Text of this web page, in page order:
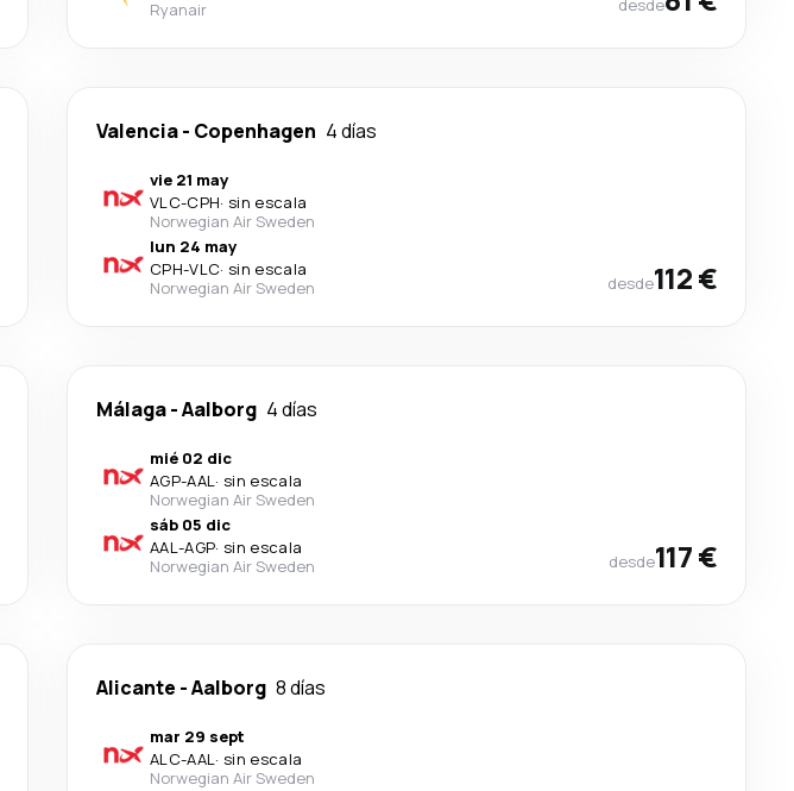
Ryanair
desde
Valencia- Copenhagen 4 días
vie 21 may
VLC-CPH· sin escala
Norwegian Air Sweden
lun 24 may
CPH-VLC· sin escala
Norwegian Air Sweden
desde112 €
Málaga-Aalborg 4 días
mié 02 dic
AGP-AAL· sin escala
Norwegian Air Sweden
sáb 05 dic
AAL-AGP· sin escala
Norwegian Air Sweden
desde117 €
Alicante -Aalborg 8 días
mar 29 sept
ALC-AAL· sin escala
Norwegian Air Sweden